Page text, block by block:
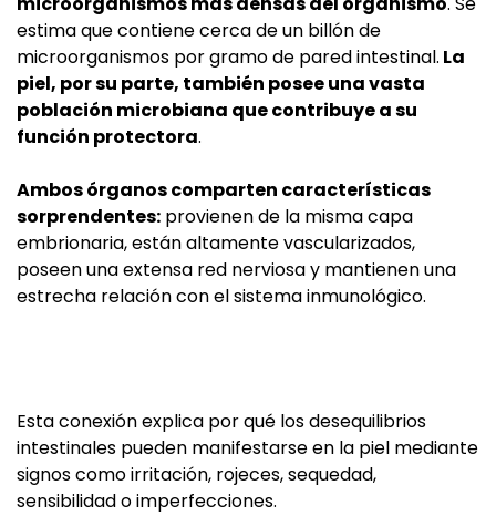
estima que contiene cerca de un billón de
microorganismos por gramo de pared intestinal. La
piel, por su parte, también posee una vasta
población microbiana que contribuye a su
función protectora.
Ambos órganos comparten características
sorprendentes: provienen de la misma capa
embrionaria, están altamente vascularizados,
poseen una extensa red nerviosa y mantienen una
estrecha relación con el sistema inmunológico.
Esta conexión explica por qué los desequilibrios
intestinales pueden manifestarse en la piel mediante
signos como irritación, rojeces, sequedad,
sensibilidad o imperfecciones.